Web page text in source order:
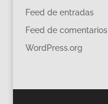
Feed de entradas
Feed de comentarios
WordPress.org